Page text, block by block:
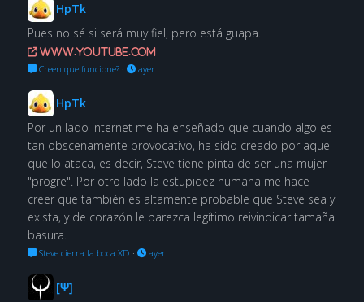
HpTk
Pues no sé si será muy fiel, pero está guapa.
www.youtube.com
Creen que funcione?· ayer
HpTk
Por un lado internet me ha enseñado que cuando algo es
tan obscenamente provocativo, ha sido creado por aquel
que lo ataca, es decir, Steve tiene pinta de ser una mujer
"progre". Por otro lado la estupidez humana me hace
creer que también es altamente probable que Steve sea y
exista, y de corazón le parezca legítimo reivindicar tamaña
basura.
Steve cierra la boca XD · ayer
[Ψ]